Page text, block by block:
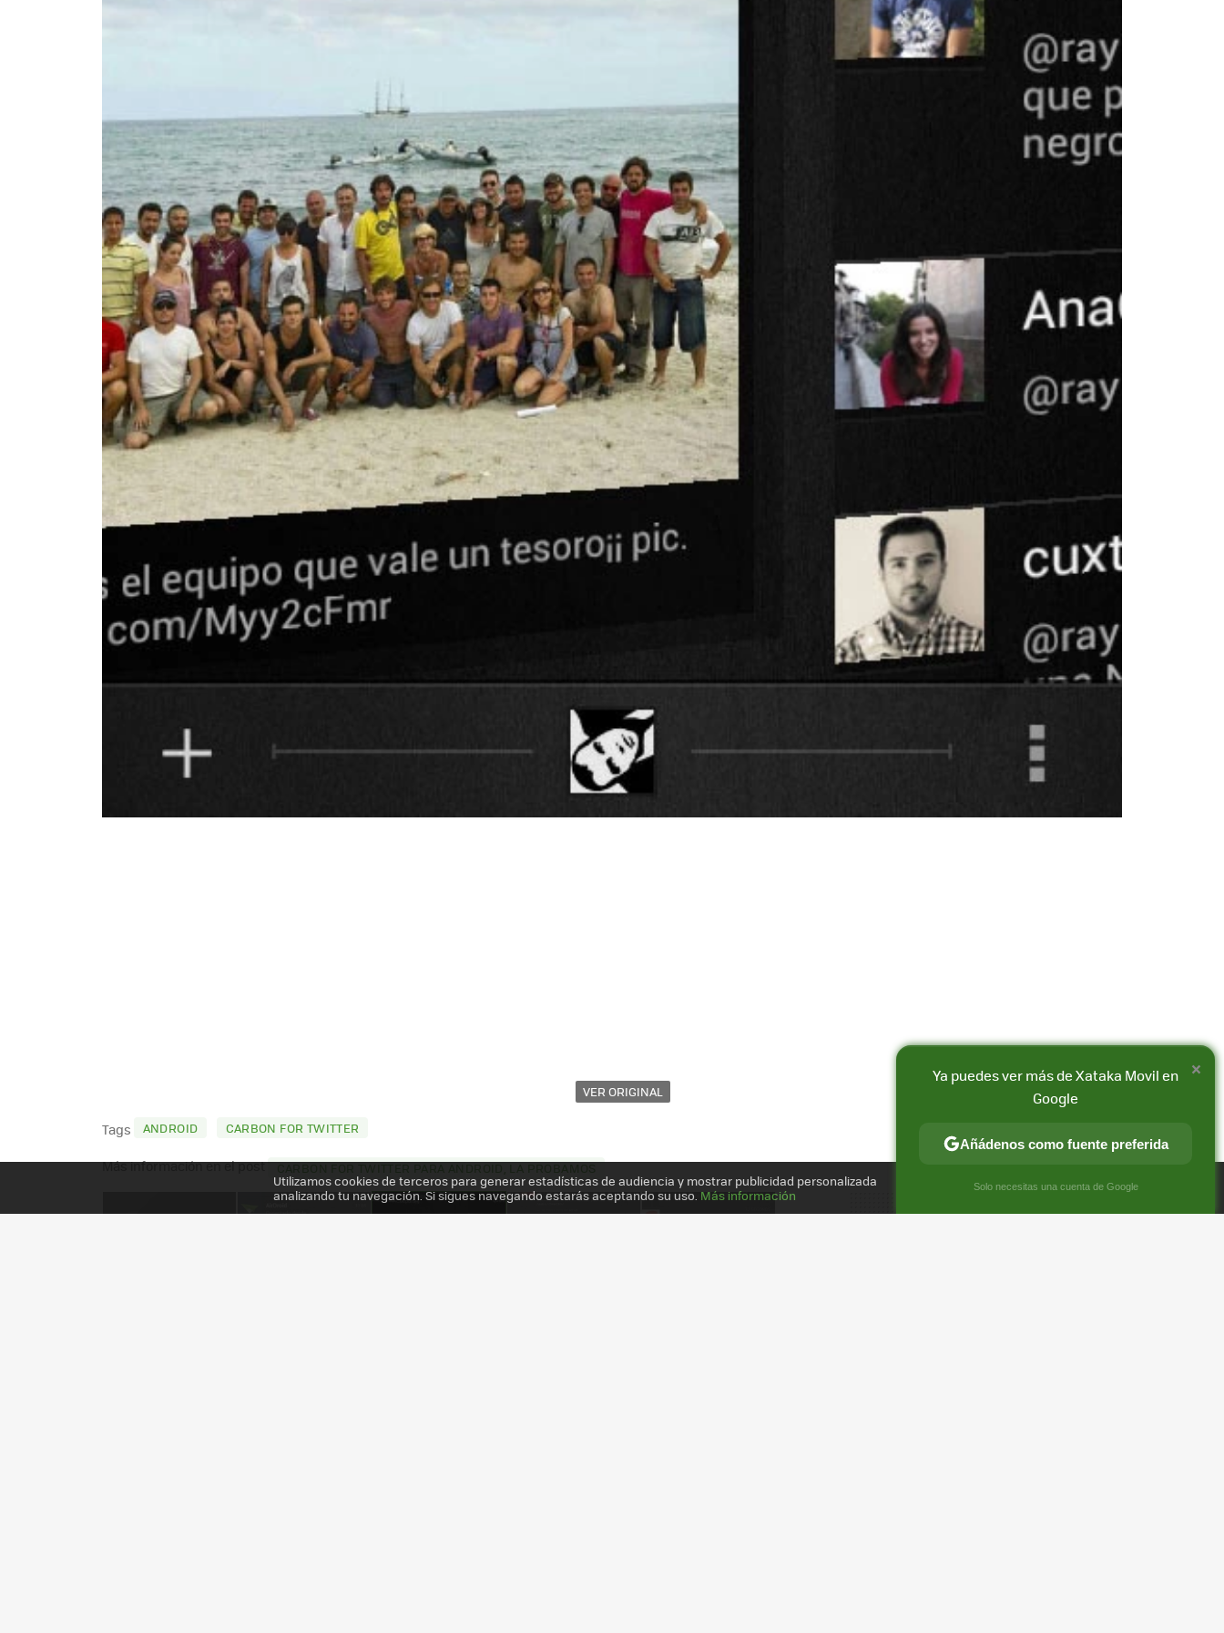
VER ORIGINAL
FACEBOOK
X
E-
MAIL
Tags ANDROID CARBON FOR TWITTER
Más información en el post
CARBON FOR TWITTER PARA ANDROID, LA PROBAMOS
Utilizamos cookies de terceros para generar estadísticas de audiencia y mostrar publicidad personalizada
analizando tu navegación. Si sigues navegando estarás aceptando su uso. Más información
×
Ya puedes ver más de Xataka Movil en
Google
Añádenos como fuente preferida
Solo necesitas una cuenta de Google